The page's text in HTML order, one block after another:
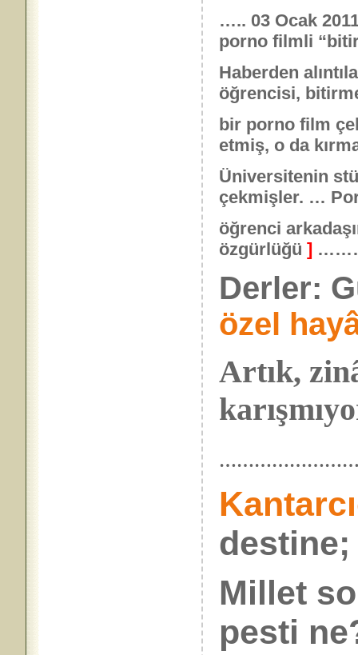
….. 03 Ocak
porno filmli
Haberden
öğrencisi,
bir porno film
etmiş, o da
Üniversitenin
çekmişler. …
öğrenci
özgürlüğü ]
Derler:
özel
Artık,
destine;
Millet
pesti